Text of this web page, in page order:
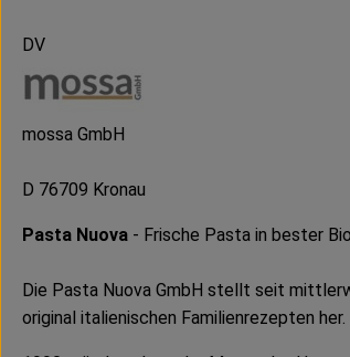
DV
mossa GmbH
D 76709 Kronau
Pasta Nuova - Frische Pasta in bester
Die Pasta Nuova GmbH stellt seit
original italienischen Familienrezepten her.